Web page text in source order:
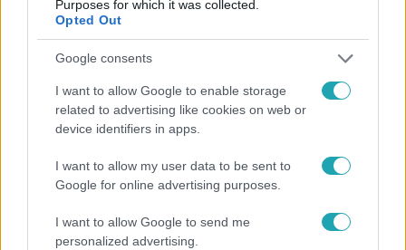
Purposes for which it was collected.
Opted Out
Google consents
I want to allow Google to enable storage
related to advertising like cookies on web or
device identifiers in apps.
I want to allow my user data to be sent to
Google for online advertising purposes.
I want to allow Google to send me
personalized advertising.
Népszerű